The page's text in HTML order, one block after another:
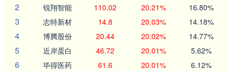
2 锐翔智能 110.02 20.21% 16.80%
3 志特新材 14.8 20.03% 14.18%
4 博腾股份 20.44 20.02% 14.77%
5 近岸蛋白 46.72 20.01% 5.62%
6 毕得医药 61.6 20.01% 6.12%